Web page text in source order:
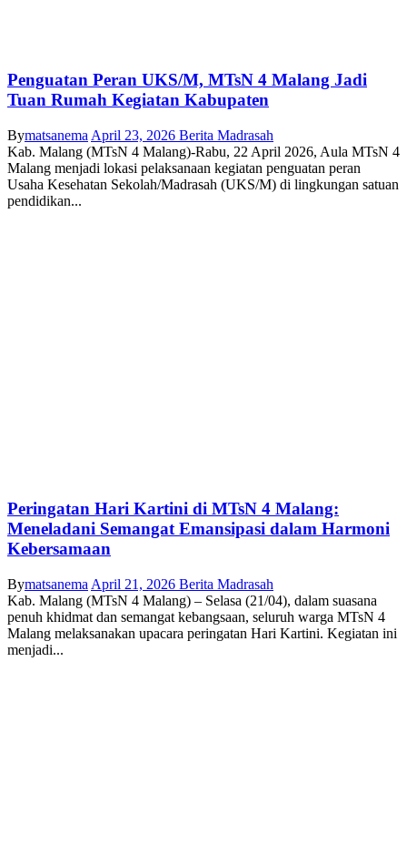
Penguatan Peran UKS/M, MTsN 4 Malang Jadi
Tuan Rumah Kegiatan Kabupaten
Bymatsanema April 23, 2026 Berita Madrasah
Kab. Malang (MTsN 4 Malang)-Rabu, 22 April 2026, Aula MTsN 4
Malang menjadi lokasi pelaksanaan kegiatan penguatan peran
Usaha Kesehatan Sekolah/Madrasah (UKS/M) di lingkungan satuan
pendidikan...
Peringatan Hari Kartini di MTsN 4 Malang:
Meneladani Semangat Emansipasi dalam Harmoni
Kebersamaan
Bymatsanema April 21, 2026 Berita Madrasah
Kab. Malang (MTsN 4 Malang) – Selasa (21/04), dalam suasana
penuh khidmat dan semangat kebangsaan, seluruh warga MTsN 4
Malang melaksanakan upacara peringatan Hari Kartini. Kegiatan ini
menjadi...